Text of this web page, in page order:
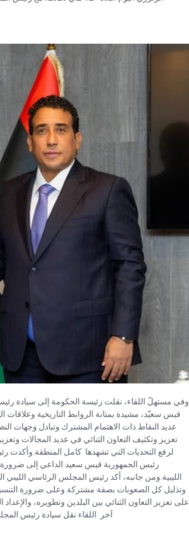
وفي مستهلّ اللقاء، نقلت رئيسة الحكومة إلى سيادة
قيس سعيّد، مشيدة بمتانة الروابط التاريخية وعلاقات
عديد النقاط ذات الاهتمام المشترك وتبادل وجهات
تعزيز وتكثيف التعاون الثنائي في عديد المجالات
لرفع التحديات التي تشهدها كامل
رئيس الجمهورية قيس سعيد الداعي إلى ضرورة
الليبية.ومن جانبه، أكد رئيس المجلس الرئاسي الليبي
وتذليل كل الصعوبات بصفة مشتركة وعلى ضرورة
على تعزيز التعاون الثنائي بين البلدين وتطويره،
آخر اللقاء نقل سيادة رئيس